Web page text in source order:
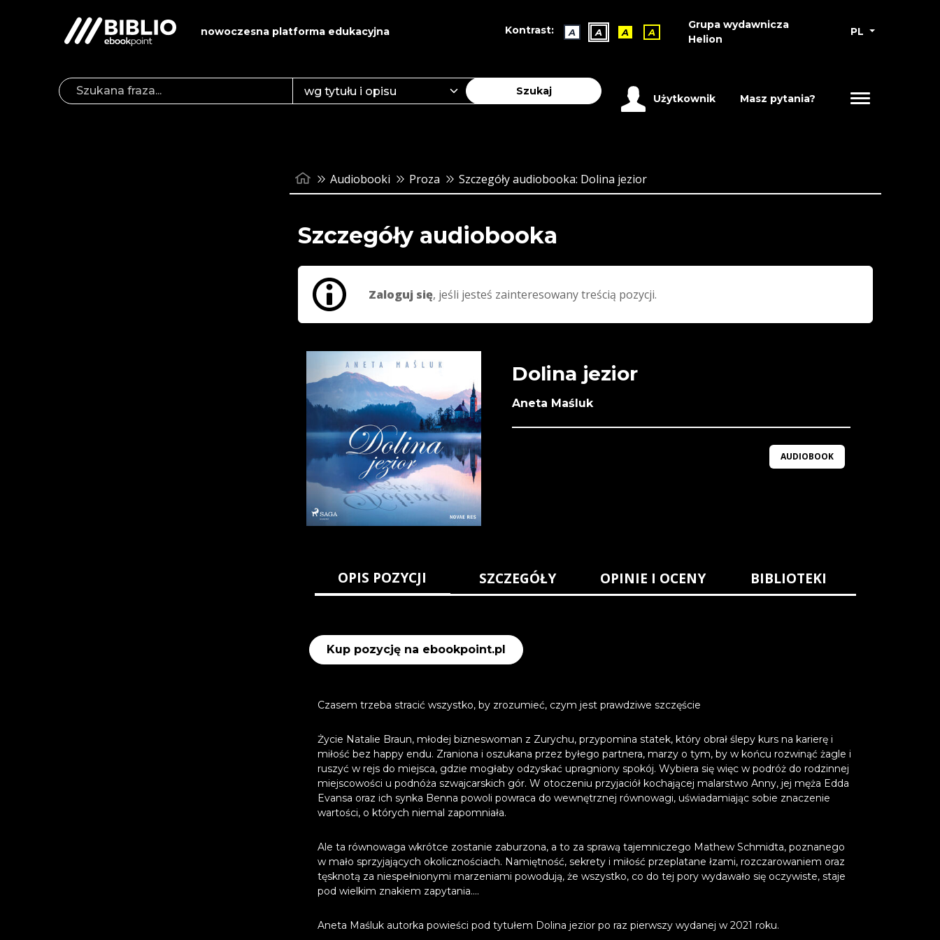
nowoczesna platforma edukacyjna Kontrast: A A A A
Grupa wydawnicza
Helion
PL
Szukaj
Użytkownik Masz pytania?
Audiobooki Proza Szczegóły audiobooka: Dolina jezior
Szczegóły audiobooka
Zaloguj się, jeśli jesteś zainteresowany treścią pozycji.
Dolina jezior
Aneta Maśluk
AUDIOBOOK
OPIS POZYCJI SZCZEGÓŁY OPINIE I OCENY BIBLIOTEKI
Kup pozycję na ebookpoint.pl
Czasem trzeba stracić wszystko, by zrozumieć, czym jest prawdziwe szczęście
Życie Natalie Braun, młodej bizneswoman z Zurychu, przypomina statek, który obrał ślepy kurs na karierę i
miłość bez happy endu. Zraniona i oszukana przez byłego partnera, marzy o tym, by w końcu rozwinąć żagle i
ruszyć w rejs do miejsca, gdzie mogłaby odzyskać upragniony spokój. Wybiera się więc w podróż do rodzinnej
miejscowości u podnóża szwajcarskich gór. W otoczeniu przyjaciół kochającej malarstwo Anny, jej męża Edda
Evansa oraz ich synka Benna powoli powraca do wewnętrznej równowagi, uświadamiając sobie znaczenie
wartości, o których niemal zapomniała.
Ale ta równowaga wkrótce zostanie zaburzona, a to za sprawą tajemniczego Mathew Schmidta, poznanego
w mało sprzyjających okolicznościach. Namiętność, sekrety i miłość przeplatane łzami, rozczarowaniem oraz
tęsknotą za niespełnionymi marzeniami powodują, że wszystko, co do tej pory wydawało się oczywiste, staje
pod wielkim znakiem zapytania....
Aneta Maśluk autorka powieści pod tytułem Dolina jezior po raz pierwszy wydanej w 2021 roku.